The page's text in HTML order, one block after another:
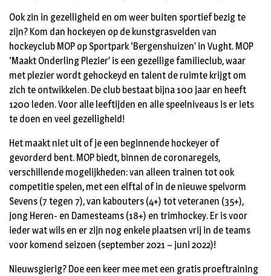
Ook zin in gezelligheid en om weer buiten sportief bezig te
zijn? Kom dan hockeyen op de kunstgrasvelden van
hockeyclub MOP op Sportpark ‘Bergenshuizen’ in Vught. MOP
‘Maakt Onderling Plezier’ is een gezellige familieclub, waar
met plezier wordt gehockeyd en talent de ruimte krijgt om
zich te ontwikkelen. De club bestaat bijna 100 jaar en heeft
1200 leden. Voor alle leeftijden en alle speelniveaus is er iets
te doen en veel gezelligheid!
Het maakt niet uit of je een beginnende hockeyer of
gevorderd bent. MOP biedt, binnen de coronaregels,
verschillende mogelijkheden: van alleen trainen tot ook
competitie spelen, met een elftal of in de nieuwe spelvorm
Sevens (7 tegen 7), van kabouters (4+) tot veteranen (35+),
jong Heren- en Damesteams (18+) en trimhockey. Er is voor
ieder wat wils en er zijn nog enkele plaatsen vrij in de teams
voor komend seizoen (september 2021 – juni 2022)!
Nieuwsgierig? Doe een keer mee met een gratis proeftraining